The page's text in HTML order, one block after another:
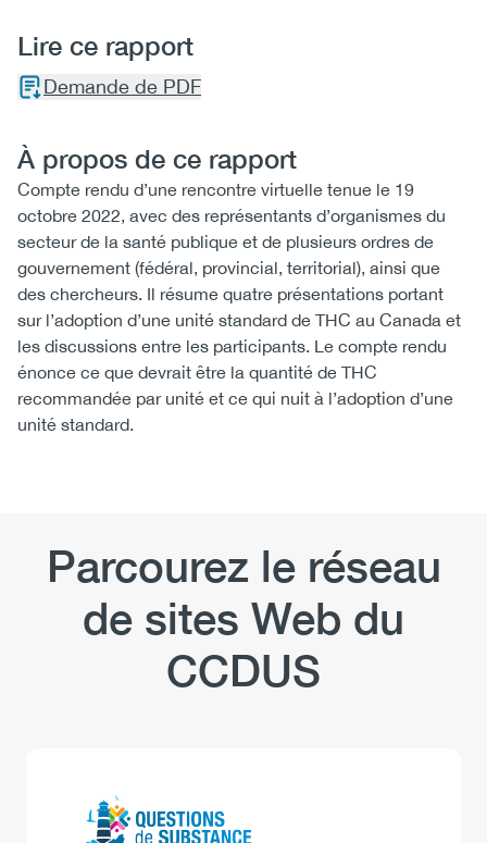
Lire ce rapport
Demande de PDF
À propos de ce rapport
Compte rendu d’une rencontre virtuelle tenue le 19
octobre 2022, avec des représentants d’organismes du
secteur de la santé publique et de plusieurs ordres de
gouvernement (fédéral, provincial, territorial), ainsi que
des chercheurs. Il résume quatre présentations portant
sur l’adoption d’une unité standard de THC au Canada et
les discussions entre les participants. Le compte rendu
énonce ce que devrait être la quantité de THC
recommandée par unité et ce qui nuit à l’adoption d’une
unité standard.
Parcourez le réseau
de sites Web du
CCDUS